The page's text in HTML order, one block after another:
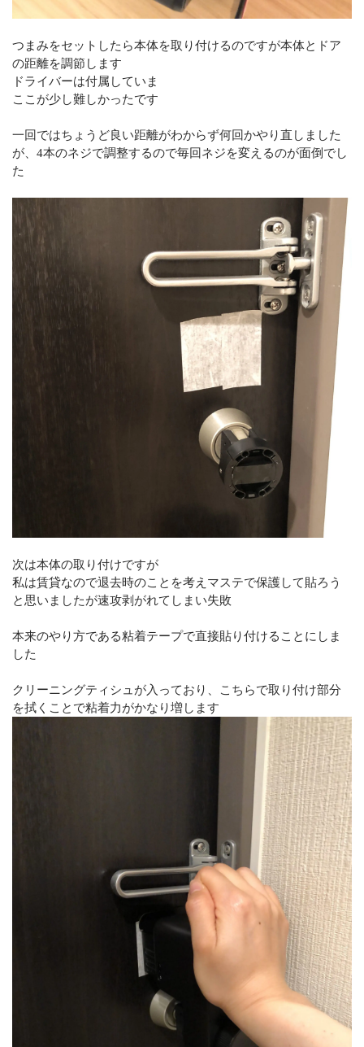
つまみをセットしたら本体を取り付けるのですが本体とドア
の距離を調節します
ドライバーは付属していま
ここが少し難しかったです
一回ではちょうど良い距離がわからず何回かやり直しました
が、4本のネジで調整するので毎回ネジを変えるのが面倒でし
た
次は本体の取り付けですが
私は賃貸なので退去時のことを考えマステで保護して貼ろう
と思いましたが速攻剥がれてしまい失敗
本来のやり方である粘着テープで直接貼り付けることにしま
した
クリーニングティシュが入っており、こちらで取り付け部分
を拭くことで粘着力がかなり増します